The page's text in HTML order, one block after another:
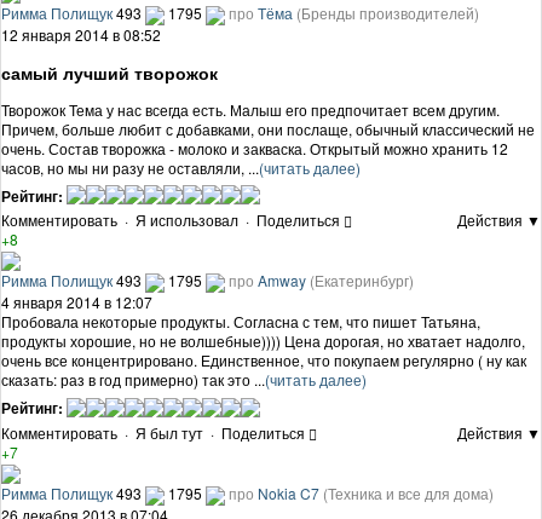
Римма Полищук493 1795 про Тёма (Бренды производителей)
12 января 2014 в 08:52
самый лучший творожок
Творожок Тема у нас всегда есть. Малыш его предпочитает всем другим.
Причем, больше любит с добавками, они послаще, обычный классический не
очень. Состав творожка - молоко и закваска. Открытый можно хранить 12
часов, но мы ни разу не оставляли, ...(читать далее)
Рейтинг:
Комментировать · Я использовал · Поделиться
Действия ▼
+8
Римма Полищук493 1795 про Amway (Екатеринбург)
4 января 2014 в 12:07
Пробовала некоторые продукты. Согласна с тем, что пишет Татьяна,
продукты хорошие, но не волшебные)))) Цена дорогая, но хватает надолго,
очень все концентрировано. Единственное, что покупаем регулярно ( ну как
сказать: раз в год примерно) так это ...(читать далее)
Рейтинг:
Комментировать · Я был тут · Поделиться
Действия ▼
+7
Римма Полищук493 1795 про Nokia C7 (Техника и все для дома)
26 декабря 2013 в 07:04